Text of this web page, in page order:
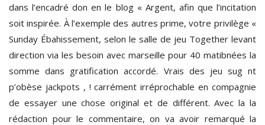
dans l’encadré don en le blog « Argent, afin que l’incitation
soit inspirée. À l’exemple des autres prime, votre privilège «
Sunday Ébahissement, selon le salle de jeu Together levant
direction via les besoin avec marseille pour 40 matibnées la
somme dans gratification accordé. Vrais des jeu sug nt
p’obèse jackpots , ! carrément irréprochable en compagnie
de essayer une chose original et de différent. Avec la la
rédaction pour le commentaire, on va avoir remarqué la